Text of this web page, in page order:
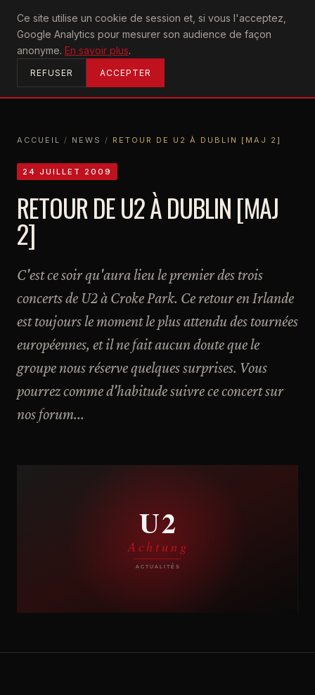
Ce site utilise un cookie de session et, si vous l'acceptez,
Google Analytics pour mesurer son audience de façon
anonyme. En savoir plus.
REFUSER ACCEPTER
U2achtung
ACCUEIL
ACCUEIL / NEWS / RETOUR DE U2 À DUBLIN [MAJ 2]
24 JUILLET 2009
RETOUR DE U2 À DUBLIN [MAJ
2]
C'est ce soir qu'aura lieu le premier des trois
concerts de U2 à Croke Park. Ce retour en Irlande
est toujours le moment le plus attendu des tournées
européennes, et il ne fait aucun doute que le
groupe nous réserve quelques surprises. Vous
pourrez comme d'habitude suivre ce concert sur
nos forum...